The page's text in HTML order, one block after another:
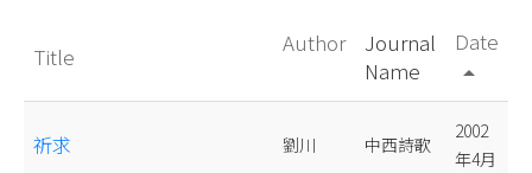
Title Author
Journal
Name
Date
arrow_drop_up
祈求 劉川 中西詩歌
2002
年4月